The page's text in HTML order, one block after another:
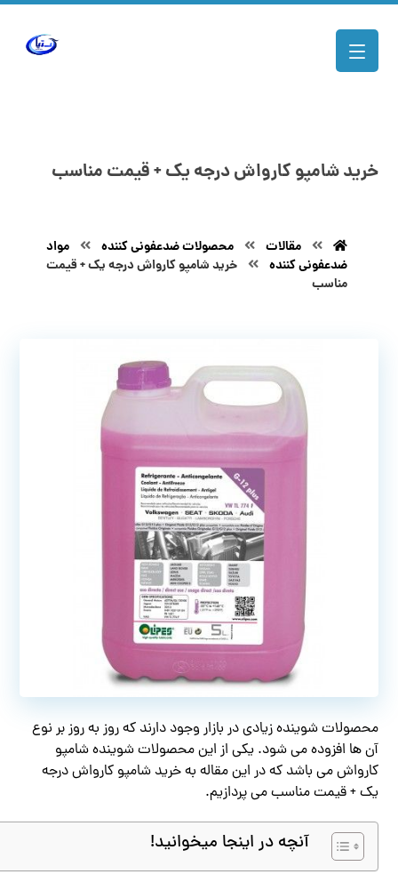
خرید شامپو کارواش درجه یک + قیمت مناسب
مقالات محصولات ضدعفونی کننده
مواد
ضدعفونی کننده
خرید شامپو کارواش درجه یک + قیمت
مناسب
محصولات شوینده زیادی در بازار وجود دارند که روز به روز بر نوع
آن ها افزوده می شود. یکی از این محصولات شوینده شامپو
کارواش می باشد که در این مقاله به خرید شامپو کارواش درجه
یک + قیمت مناسب می پردازیم.
آنچه در اینجا میخوانید!